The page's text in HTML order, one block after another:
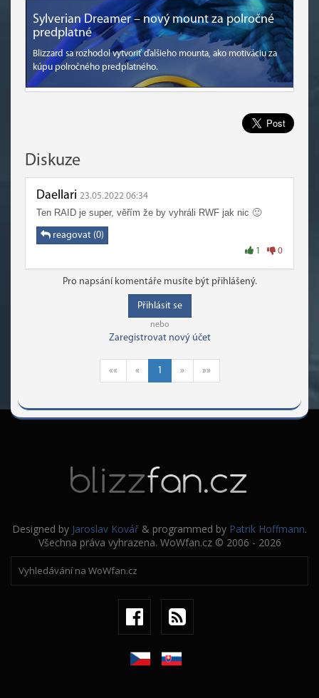
Sylverian Dreamer – nový mount za polročné
predplatné
Blizzard sa rozhodol vytvoriť ďalšieho mounta, ako motiváciu za
kúpu polročného predplatného.
Diskuze
Daellari 23.05.2022 06:34
Ten RAID je super, věřím že by vyhráli RWF jak nic 🙂
reagovat (0)
1 0
Pro napsání komentáře musíte být přihlášený.
Přihlásit se
nebo
Zaregistrovat nový účet
«« « 1 » »»
Designed by Jaroslav Kovář & programmed by Patrik Hoffmann.
Všechna práva vyhrazena. WoWfan.cz © 2006 - 2026